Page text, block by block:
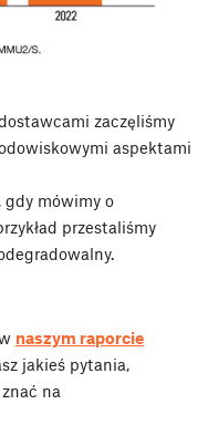
zaczęliśmy
aspektami
gdy mówimy o
przestaliśmy
naszym raporcie
jakieś pytania,
na